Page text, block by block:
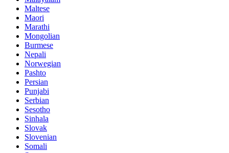
Maltese
Maori
Marathi
Mongolian
Burmese
Nepali
Norwegian
Pashto
Persian
Punjabi
Serbian
Sesotho
Sinhala
Slovak
Slovenian
Somali